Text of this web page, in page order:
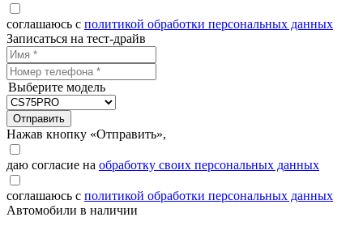
соглашаюсь с политикой обработки персональных данных
Записаться на тест-драйв
Выберите модель
Отправить
Нажав кнопку «Отправить»,
даю согласие на обработку своих персональных данных
соглашаюсь с политикой обработки персональных данных
Автомобили в наличии